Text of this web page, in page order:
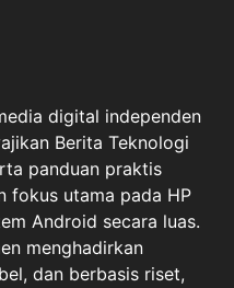
digital independen
Berita Teknologi
panduan praktis
fokus utama pada HP
Android secara luas.
menghadirkan
dan berbasis riset,